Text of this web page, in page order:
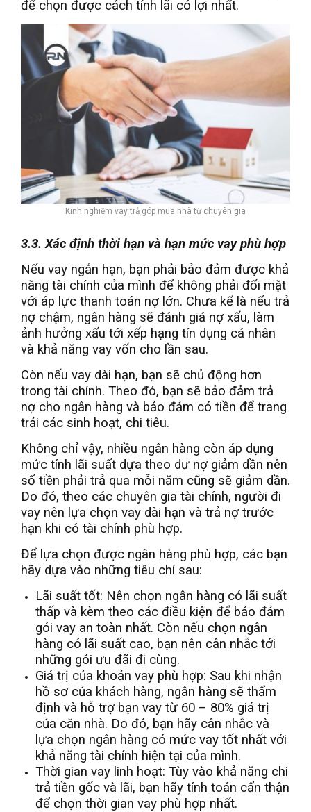
để chọn được cách tính lãi có lợi nhất.
Kinh nghiệm vay trả góp mua nhà từ chuyên gia
3.3. Xác định thời hạn và hạn mức vay phù hợp
Nếu vay ngắn hạn, bạn phải bảo đảm được khả
năng tài chính của mình để không phải đối mặt
với áp lực thanh toán nợ lớn. Chưa kể là nếu trả
nợ chậm, ngân hàng sẽ đánh giá nợ xấu, làm
ảnh hưởng xấu tới xếp hạng tín dụng cá nhân
và khả năng vay vốn cho lần sau.
Còn nếu vay dài hạn, bạn sẽ chủ động hơn
trong tài chính. Theo đó, bạn sẽ bảo đảm trả
nợ cho ngân hàng và bảo đảm có tiền để trang
trải các sinh hoạt, chi tiêu.
Không chỉ vậy, nhiều ngân hàng còn áp dụng
mức tính lãi suất dựa theo dư nợ giảm dần nên
số tiền phải trả qua mỗi năm cũng sẽ giảm dần.
Do đó, theo các chuyên gia tài chính, người đi
vay nên lựa chọn vay dài hạn và trả nợ trước
hạn khi có tài chính phù hợp.
Để lựa chọn được ngân hàng phù hợp, các bạn
hãy dựa vào những tiêu chí sau:
Lãi suất tốt: Nên chọn ngân hàng có lãi suất
thấp và kèm theo các điều kiện để bảo đảm
gói vay an toàn nhất. Còn nếu chọn ngân
hàng có lãi suất cao, bạn nên cân nhắc tới
những gói ưu đãi đi cùng.
Giá trị của khoản vay phù hợp: Sau khi nhận
hồ sơ của khách hàng, ngân hàng sẽ thẩm
định và hỗ trợ bạn vay từ 60 – 80% giá trị
của căn nhà. Do đó, bạn hãy cân nhắc và
lựa chọn ngân hàng có mức vay tốt nhất với
khả năng tài chính hiện tại của mình.
Thời gian vay linh hoạt: Tùy vào khả năng chi
trả tiền gốc và lãi, bạn hãy tính toán cẩn thận
để chọn thời gian vay phù hợp nhất.